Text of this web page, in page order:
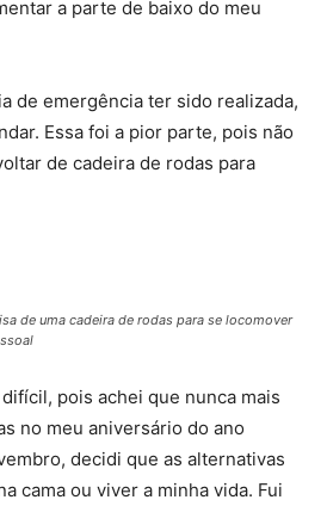
a parte de baixo do meu
de emergência ter sido realizada,
Essa foi a pior parte, pois não
de cadeira de rodas para
de uma cadeira de rodas para se locomover
pois achei que nunca mais
no meu aniversário do ano
decidi que as alternativas
cama ou viver a minha vida. Fui